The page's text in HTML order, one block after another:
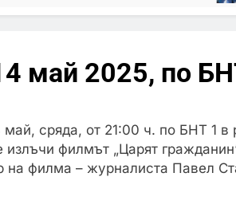
май 2025, по
май, сряда, от 21:00 ч. по БНТ 1 в
излъчи филмът „Царят
на филма – журналиста Павел